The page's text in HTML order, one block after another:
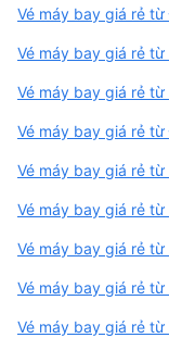
Vé máy bay giá rẻ
Vé máy bay giá rẻ từ
Vé máy bay giá rẻ từ
Vé máy bay giá rẻ
Vé máy bay giá rẻ từ
Vé máy bay giá rẻ từ
Vé máy bay giá rẻ từ
Vé máy bay giá rẻ từ
Vé máy bay giá rẻ từ